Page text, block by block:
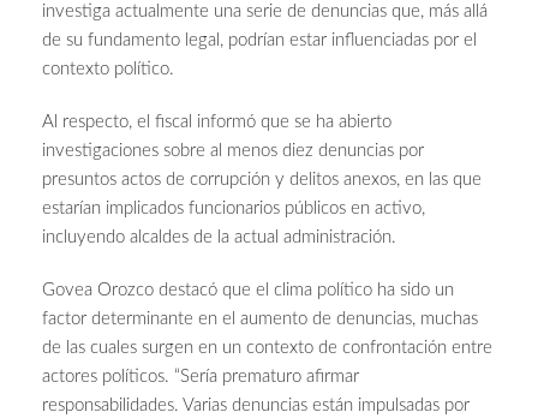
investiga actualmente una serie de denuncias que, más allá
de su fundamento legal, podrían estar influenciadas por el
contexto político.
Al respecto, el fiscal informó que se ha abierto
investigaciones sobre al menos diez denuncias por
presuntos actos de corrupción y delitos anexos, en las que
estarían implicados funcionarios públicos en activo,
incluyendo alcaldes de la actual administración.
Govea Orozco destacó que el clima político ha sido un
factor determinante en el aumento de denuncias, muchas
de las cuales surgen en un contexto de confrontación entre
actores políticos. “Sería prematuro afirmar
responsabilidades. Varias denuncias están impulsadas por